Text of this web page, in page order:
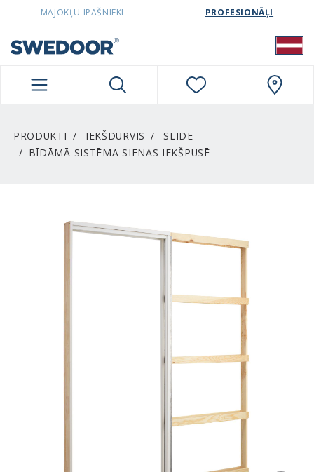
SWEDOORLATVIA NAVIGATION
MĀJOKĻU ĪPAŠNIEKI PROFESIONĀĻI
PRODUKTI IEKŠDURVIS
SLIDE
BĪDĀMĀ SISTĒMA SIENAS IEKŠPUSĒ